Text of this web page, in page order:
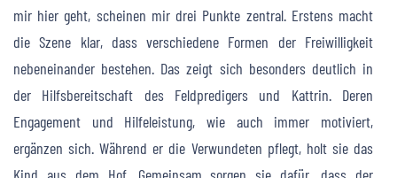
mir hier geht, scheinen mir drei Punkte zentral. Erstens macht
die Szene klar, dass verschiedene Formen der Freiwilligkeit
nebeneinander bestehen. Das zeigt sich besonders deutlich in
der Hilfsbereitschaft des Feldpredigers und Kattrin. Deren
Engagement und Hilfeleistung, wie auch immer motiviert,
ergänzen sich. Während er die Verwundeten pflegt, holt sie das